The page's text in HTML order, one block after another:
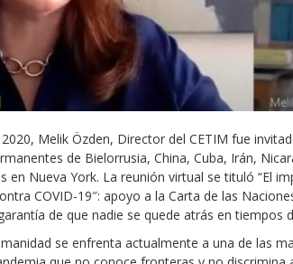
Chile
Cuba
España
Conferencias
Melik Özden, Director del CETIM fue
de Bielorrusia, China, Cuba, Irán,
en Nueva York. La reunión virtual se tituló “El
COVID-19″: apoyo a la Carta de las
de que nadie se quede atrás en tiempos
se enfrenta actualmente a una de las